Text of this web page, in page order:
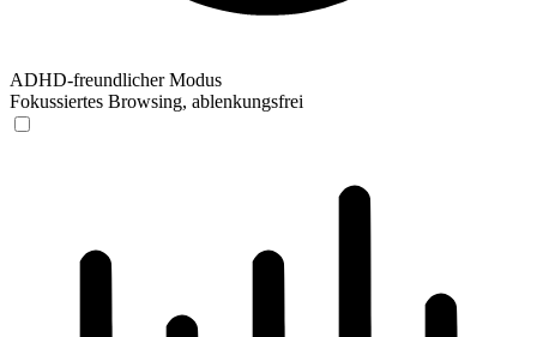
ADHD-freundlicher Modus
Fokussiertes Browsing, ablenkungsfrei